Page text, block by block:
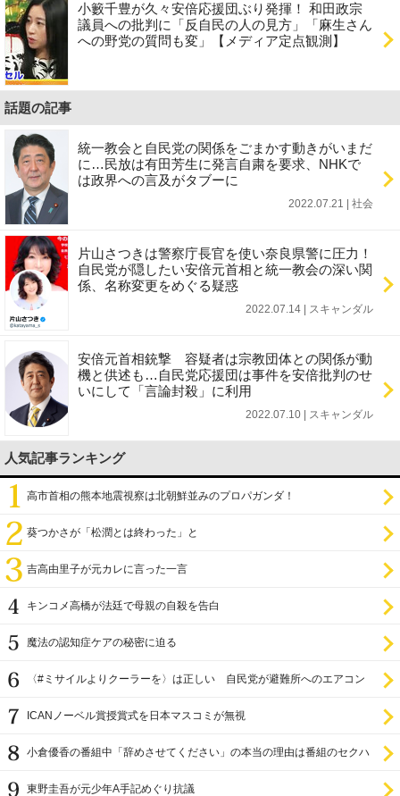
小籔千豊が久々安倍応援団ぶり発揮！ 和田政宗
議員への批判に「反自民の人の見方」「麻生さん
への野党の質問も変」【メディア定点観測】
話題の記事
統一教会と自民党の関係をごまかす動きがいまだ
に…民放は有田芳生に発言自粛を要求、NHKで
は政界への言及がタブーに
2022.07.21 | 社会
片山さつきは警察庁長官を使い奈良県警に圧力！
自民党が隠したい安倍元首相と統一教会の深い関
係、名称変更をめぐる疑惑
2022.07.14 | スキャンダル
安倍元首相銃撃 容疑者は宗教団体との関係が動
機と供述も…自民党応援団は事件を安倍批判のせ
いにして「言論封殺」に利用
2022.07.10 | スキャンダル
人気記事ランキング
高市首相の熊本地震視察は北朝鮮並みのプロパガンダ！
葵つかさが「松潤とは終わった」と
吉高由里子が元カレに言った一言
キンコメ高橋が法廷で母親の自殺を告白
魔法の認知症ケアの秘密に迫る
〈#ミサイルよりクーラーを〉は正しい 自民党が避難所へのエアコン
ICANノーベル賞授賞式を日本マスコミが無視
小倉優香の番組中「辞めさせてください」の本当の理由は番組のセクハ
東野圭吾が元少年A手記めぐり抗議